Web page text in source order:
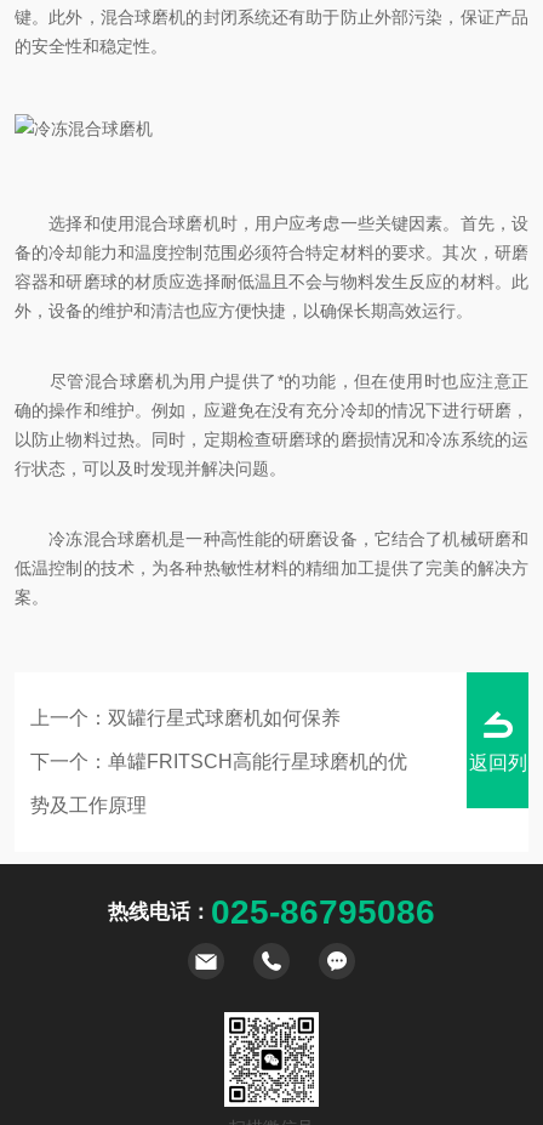
键。此外，混合球磨机的封闭系统还有助于防止外部污染，保证产品
的安全性和稳定性。
选择和使用混合球磨机时，用户应考虑一些关键因素。首先，设
备的冷却能力和温度控制范围必须符合特定材料的要求。其次，研磨
容器和研磨球的材质应选择耐低温且不会与物料发生反应的材料。此
外，设备的维护和清洁也应方便快捷，以确保长期高效运行。
尽管混合球磨机为用户提供了*的功能，但在使用时也应注意正
确的操作和维护。例如，应避免在没有充分冷却的情况下进行研磨，
以防止物料过热。同时，定期检查研磨球的磨损情况和冷冻系统的运
行状态，可以及时发现并解决问题。
冷冻混合球磨机是一种高性能的研磨设备，它结合了机械研磨和
低温控制的技术，为各种热敏性材料的精细加工提供了完美的解决方
案。
上一个： 双罐行星式球磨机如何保养
下一个： 单罐FRITSCH高能行星球磨机的优
势及工作原理
返回列
热线电话： 025-86795086